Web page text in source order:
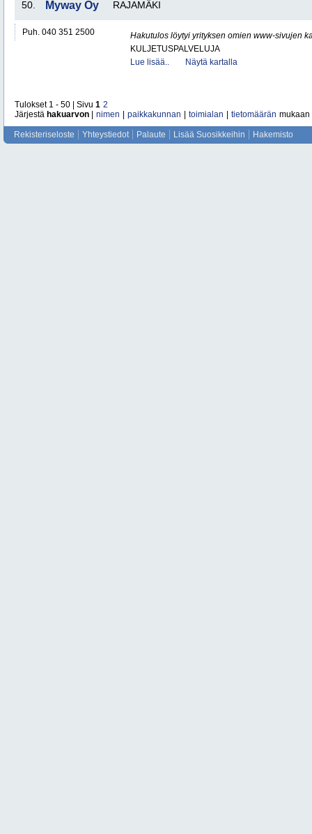
50. Myway Oy RAJAMÄKI
Puh. 040 351 2500
Hakutulos löytyi yrityksen omien www-sivujen
KULJETUSPALVELUJA
Lue lisää..
Näytä kartalla
Tulokset 1 - 50 | Sivu 1 2
Järjestä hakuarvon nimen paikkakunnan toimialan tietomäärän mukaan
Rekisteriseloste Yhteystiedot Palaute Lisää Suosikkeihin Hakemisto